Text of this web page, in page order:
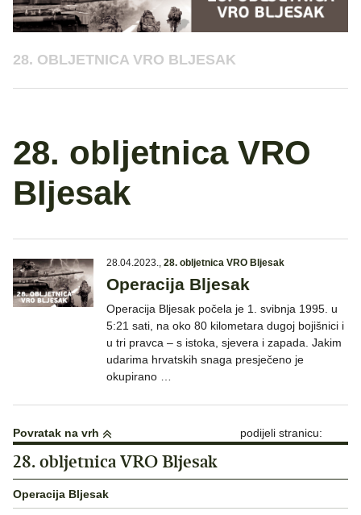
28. OBLJETNICA VRO BLJESAK
28. obljetnica VRO
Bljesak
28.04.2023., 28. obljetnica VRO Bljesak
Operacija Bljesak
Operacija Bljesak počela je 1. svibnja 1995. u
5:21 sati, na oko 80 kilometara dugoj bojišnici i
u tri pravca – s istoka, sjevera i zapada. Jakim
udarima hrvatskih snaga presječeno je
okupirano …
Povratak na vrh podijeli stranicu:
28. obljetnica VRO Bljesak
Operacija Bljesak